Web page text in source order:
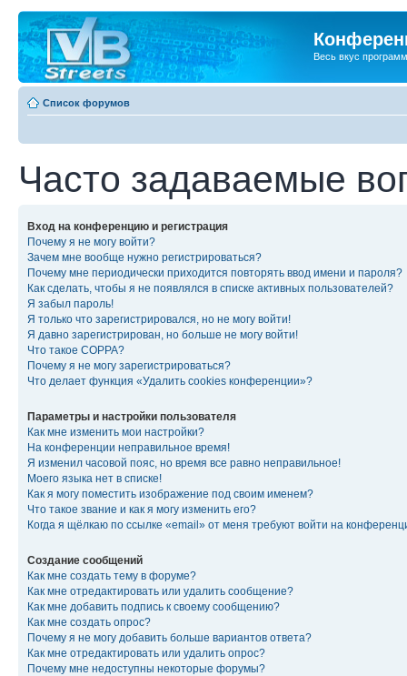
Весь вкус
Список форумов
Часто задаваемые
Вход на конференцию и регистрация
Почему я не могу войти?
Зачем мне вообще нужно регистрироваться?
Почему мне периодически приходится повторять ввод имени и пароля?
Как сделать, чтобы я не появлялся в списке активных пользователей?
Я забыл пароль!
Я только что зарегистрировался, но не могу войти!
Я давно зарегистрирован, но больше не могу войти!
Что такое COPPA?
Почему я не могу зарегистрироваться?
Что делает функция «Удалить cookies конференции»?
Параметры и настройки пользователя
Как мне изменить мои настройки?
На конференции неправильное время!
Я изменил часовой пояс, но время все равно неправильное!
Моего языка нет в списке!
Как я могу поместить изображение под своим именем?
Что такое звание и как я могу изменить его?
Когда я щёлкаю по ссылке «email» от меня требуют войти на
Создание сообщений
Как мне создать тему в форуме?
Как мне отредактировать или удалить сообщение?
Как мне добавить подпись к своему сообщению?
Как мне создать опрос?
Почему я не могу добавить больше вариантов ответа?
Как мне отредактировать или удалить опрос?
Почему мне недоступны некоторые форумы?